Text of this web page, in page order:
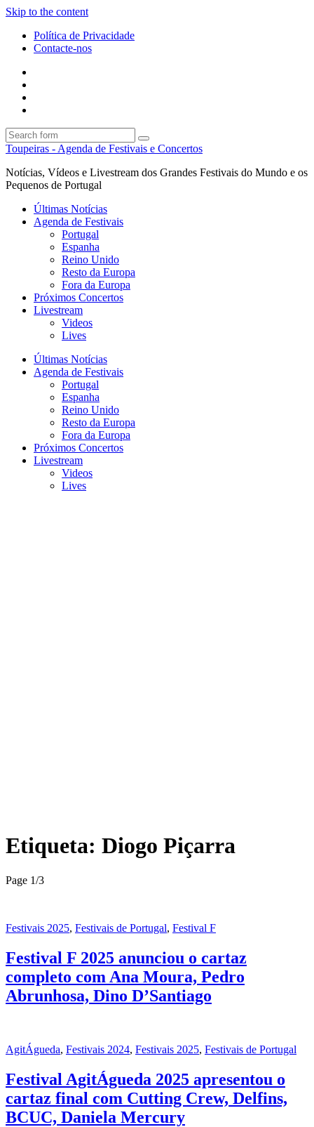
Skip to the content
Política de Privacidade
Contacte-nos
Search
Toupeiras - Agenda de Festivais e Concertos
Notícias, Vídeos e Livestream dos Grandes Festivais do Mundo e os
Pequenos de Portugal
Últimas Notícias
Agenda de Festivais
Portugal
Espanha
Reino Unido
Resto da Europa
Fora da Europa
Próximos Concertos
Livestream
Videos
Lives
Últimas Notícias
Agenda de Festivais
Portugal
Espanha
Reino Unido
Resto da Europa
Fora da Europa
Próximos Concertos
Livestream
Videos
Lives
Etiqueta: Diogo Piçarra
Page 1/3
Festivais 2025, Festivais de Portugal, Festival F
Festival F 2025 anunciou o cartaz
completo com Ana Moura, Pedro
Abrunhosa, Dino D’Santiago
AgitÁgueda, Festivais 2024, Festivais 2025, Festivais de Portugal
Festival AgitÁgueda 2025 apresentou o
cartaz final com Cutting Crew, Delfins,
BCUC, Daniela Mercury